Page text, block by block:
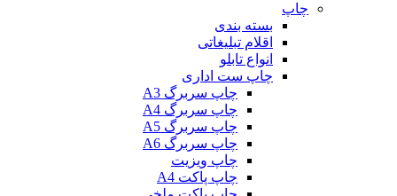
بسته بندی
اقلام تبلیغاتی
انواع تابلو
چاپ ست اداری
چاپ سربرگ A3
چاپ سربرگ A4
چاپ سربرگ A5
چاپ سربرگ A6
چاپ ویزیت
چاپ پاکت A4